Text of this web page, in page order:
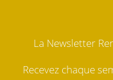
La Newsletter
Recevez chaque